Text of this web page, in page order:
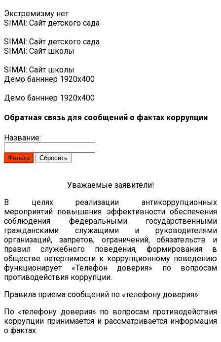
Экстремизму нет
SIMAI: Сайт детского сада
SIMAI: Сайт детского сада
SIMAI: Сайт школы
SIMAI: Сайт школы
Демо банннер 1920х400
Демо банннер 1920х400
Обратная связь для сообщений о фактах коррупции
Название:
Уважаемые заявители!
В целях реализации антикоррупционных
мероприятий повышения эффективности обеспечения
соблюдения федеральными государственными
гражданскими служащими и руководителями
организаций, запретов, ограничений, обязательств и
правил служебного поведения, формирования в
обществе нетерпимости к коррупционному поведению
функционирует «Телефон доверия» по вопросам
противодействия коррупции.
Правила приема сообщений по «телефону доверия»
По «телефону доверия» по вопросам противодействия
коррупции принимается и рассматривается информация
о фактах: